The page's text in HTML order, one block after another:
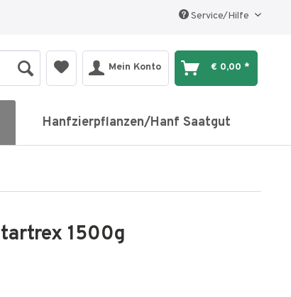
Service/Hilfe
Mein Konto € 0,00 *
Hanfzierpflanzen/Hanf Saatgut
1500g